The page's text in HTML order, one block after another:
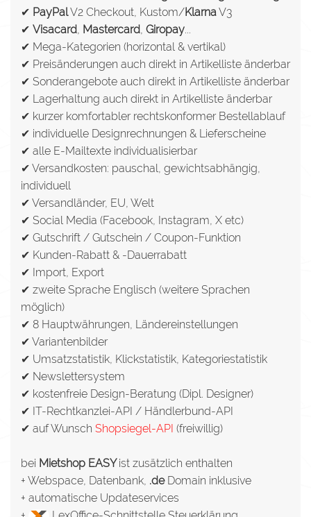
✔ PayPalV2 Checkout, Kustom/KlarnaV3
✔ Visacard, Mastercard, Giropay...
✔ Mega-Kategorien (horizontal & vertikal)
✔ Preisänderungen auch direkt in Artikelliste änderbar
✔ Sonderangebote auch direkt in Artikelliste änderbar
✔ Lagerhaltung auch direkt in Artikelliste änderbar
✔ kurzer komfortabler rechtskonformer Bestellablauf
✔ individuelle Designrechnungen & Lieferscheine
✔ alle E-Mailtexte individualisierbar
✔ Versandkosten: pauschal, gewichtsabhängig,
individuell
✔ Versandländer, EU, Welt
✔ Social Media (Facebook, Instagram, X etc)
✔ Gutschrift / Gutschein / Coupon-Funktion
✔ Kunden-Rabatt & -Dauerrabatt
✔ Import, Export
✔ zweite Sprache Englisch (weitere Sprachen
möglich)
✔ 8 Hauptwährungen, Ländereinstellungen
✔ Variantenbilder
✔ Umsatzstatistik, Klickstatistik, Kategoriestatistik
✔ Newslettersystem
✔ kostenfreie Design-Beratung (Dipl. Designer)
✔ IT-Rechtkanzlei-API / Händlerbund-API
✔ auf Wunsch Shopsiegel-API (freiwillig)
bei Mietshop EASYist zusätzlich enthalten
+ Webspace, Datenbank, .deDomain inklusive
+ automatische Updateservices